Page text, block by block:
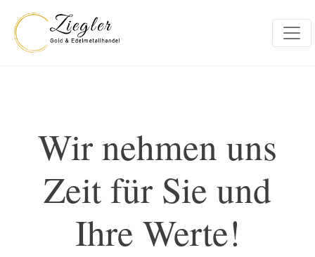
Wir nehmen uns
Zeit für Sie und
Ihre Werte!